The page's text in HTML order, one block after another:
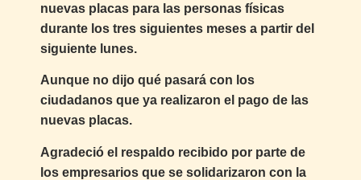
nuevas placas para las personas físicas
durante los tres siguientes meses a partir del
siguiente lunes.
Aunque no dijo qué pasará con los
ciudadanos que ya realizaron el pago de las
nuevas placas.
Agradeció el respaldo recibido por parte de
los empresarios que se solidarizaron con la